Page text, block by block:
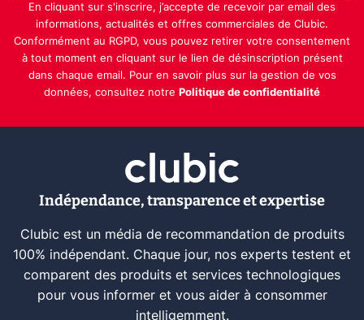
En cliquant sur s'inscrire, j’accepte de recevoir par email des
informations, actualités et offres commerciales de Clubic.
Conformément au RGPD, vous pouvez retirer votre consentement
à tout moment en cliquant sur le lien de désinscription présent
dans chaque email. Pour en savoir plus sur la gestion de vos
données, consultez notre Politique de confidentialité
Indépendance, transparence et expertise
Clubic est un média de recommandation de produits
100% indépendant. Chaque jour, nos experts testent et
comparent des produits et services technologiques
pour vous informer et vous aider à consommer
intelligemment.